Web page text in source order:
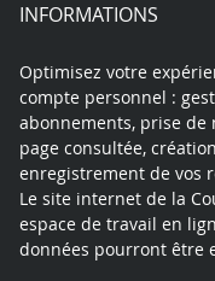
INFORMATIONS
Optimisez votre
compte personnel :
abonnements, prise de
page consultée,
enregistrement de vos
Le site internet de la
espace de travail en
données pourront être